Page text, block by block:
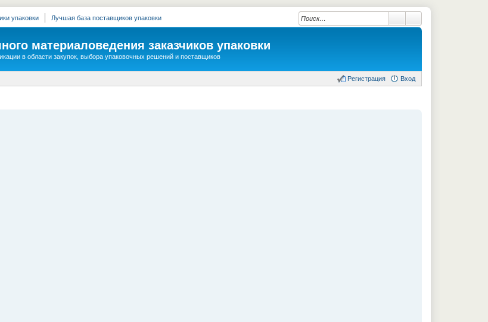
упаковки Лучшая база поставщиков упаковки
материаловедения заказчиков упаковки
в области закупок, выбора упаковочных решений и поставщиков
Вход
Регистрация